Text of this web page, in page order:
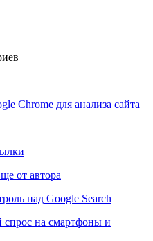
Chrome для анализа сайта
от автора
над Google Search
спрос на смартфоны и